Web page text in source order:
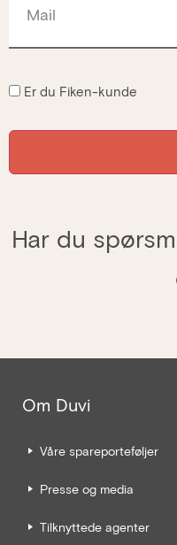
Mail
Er du Fiken-kunde
Har du
Om Duvi
Våre spareporteføljer
Presse og media
Tilknyttede agenter